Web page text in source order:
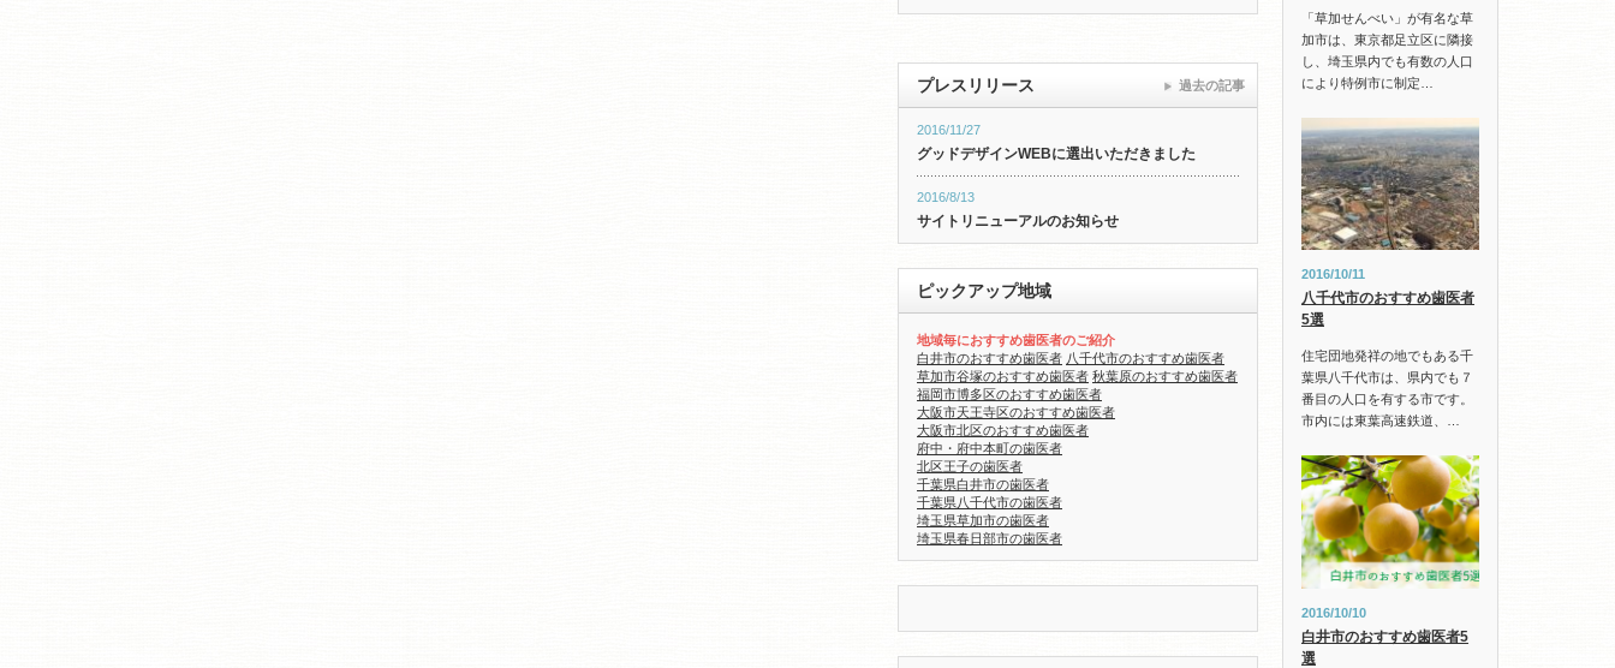
プレスリリース
2016/11/27
グッドデザインWEBに選出いただきました
2016/8/13
サイトリニューアルのお知らせ
過去の記事
ピックアップ地域
地域毎におすすめ歯医者のご紹介
白井市のおすすめ歯医者 八千代市のおすすめ歯医者
草加市谷塚のおすすめ歯医者 秋葉原のおすすめ歯医者
福岡市博多区のおすすめ歯医者
大阪市天王寺区のおすすめ歯医者
大阪市北区のおすすめ歯医者
府中・府中本町の歯医者
北区王子の歯医者
千葉県白井市の歯医者
千葉県八千代市の歯医者
埼玉県草加市の歯医者
埼玉県春日部市の歯医者
「草加せんべい」が有名な草
加市は、東京都足立区に隣接
し、埼玉県内でも有数の人口
により特例市に制定…
2016/10/11
八千代市のおすすめ歯医者
5選
住宅団地発祥の地でもある千
葉県八千代市は、県内でも７
番目の人口を有する市です。
市内には東葉高速鉄道、…
2016/10/10
白井市のおすすめ歯医者5
選